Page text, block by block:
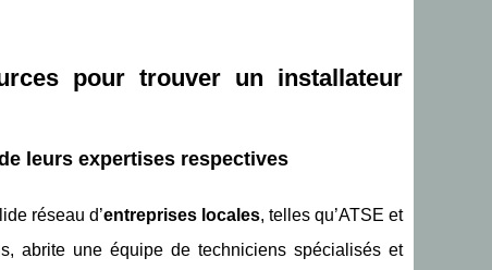
pour trouver un installateur
leurs expertises respectives
réseau d’entreprises locales, telles qu’ATSE et
abrite une équipe de techniciens spécialisés et